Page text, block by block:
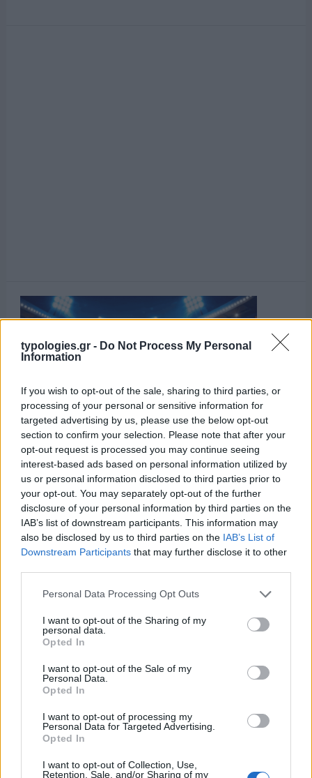
typologies.gr - Do Not Process My Personal
Information
If you wish to opt-out of the sale, sharing to third parties, or
processing of your personal or sensitive information for
targeted advertising by us, please use the below opt-out
section to confirm your selection. Please note that after your
opt-out request is processed you may continue seeing
interest-based ads based on personal information utilized by
us or personal information disclosed to third parties prior to
your opt-out. You may separately opt-out of the further
disclosure of your personal information by third parties on the
IAB’s list of downstream participants. This information may
also be disclosed by us to third parties on the IAB’s List of
Downstream Participants that may further disclose it to other
Please note that this website/app uses one or more Google
not limited to your visit or usage behaviour. You may click to
grant or deny consent to Google and its third-party tags to
use your data for below specified purposes in below Google
consent section.
Personal Data Processing Opt Outs
I want to opt-out of the Sharing of my
personal data.
Opted In
I want to opt-out of the Sale of my
Personal Data.
Opted In
I want to opt-out of processing my
Personal Data for Targeted Advertising.
Opted In
I want to opt-out of Collection, Use,
Retention, Sale, and/or Sharing of my